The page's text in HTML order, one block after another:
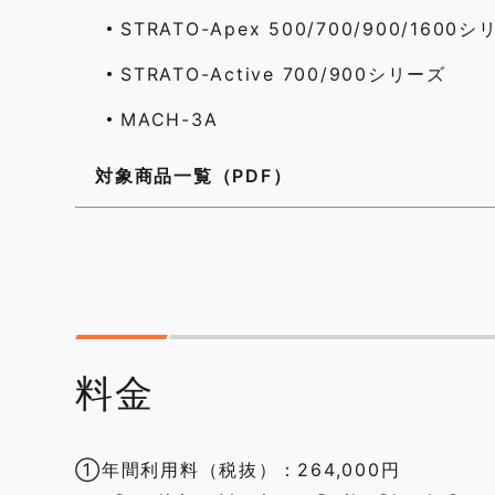
STRATO-Apex 500/700/900/1600シ
STRATO-Active 700/900シリーズ
MACH-3A
対象商品一覧（PDF）
料金
①年間利用料（税抜）：264,000円